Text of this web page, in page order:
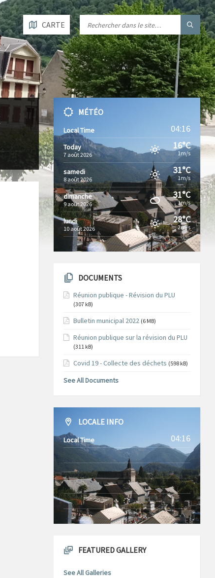
CARTE
MÉTÉO
Local Time 04:16
Today
7 août 2026
16°C
1m/s
samedi
8 août 2026
31°C
1m/s
dimanche
9 août 2026
31°C
1m/s
lundi
10 août 2026
28°C
2m/s
DOCUMENTS
Réunion publique - Révision du PLU
(307 kB)
Bulletin municipal 2022 (6 MB)
Réunion publique sur la révision du PLU
(311 kB)
Covid 19 - Collecte des déchets (598 kB)
See All Documents
LOCALE INFO
Local Time 04:16
7 août 2026
16°C
1m/s
samedi
8 août 2026
31°C
1m/s
dimanche
9 août 2026
31°C
1m/s